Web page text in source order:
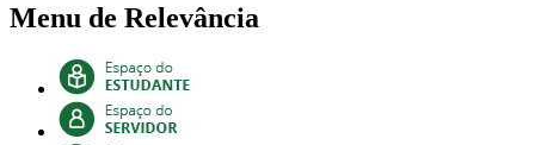
Menu de Relevância